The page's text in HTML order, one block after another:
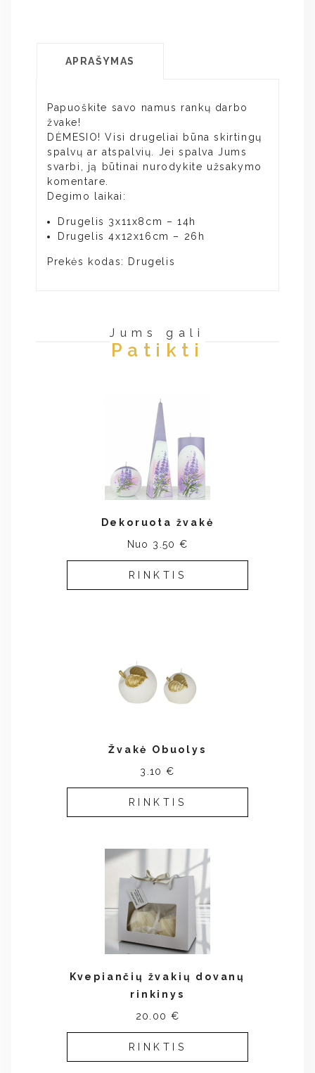
APRAŠYMAS
Papuoškite savo namus rankų darbo
žvake!
DĖMESIO! Visi drugeliai būna skirtingų
spalvų ar atspalvių. Jei spalva Jums
svarbi, ją būtinai nurodykite užsakymo
komentare.
Degimo laikai:
Drugelis 3x11x8cm – 14h
Drugelis 4x12x16cm – 26h
Prekės kodas: Drugelis
Jums gali
Patikti
Dekoruota žvakė
Nuo 3.50 €
RINKTIS
Žvakė Obuolys
3.10 €
RINKTIS
Kvepiančių žvakių dovanų
rinkinys
20.00 €
RINKTIS